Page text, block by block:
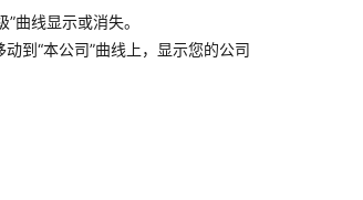
曲线显示或消失。
到“本公司”曲线上，显示您的公司